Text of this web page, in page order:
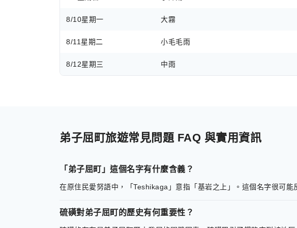
8/10星期一 大霧
8/11 星期二 小毛毛雨
8/12星期三 中雨
弟子屈町旅遊常見問題 FAQ 與實用資訊
「弟子屈町」這個名字有什麼含義？
在原住民愛努語中，「Teshikaga」意指「基岩之上」。這個名字很可
硫磺對弟子屈町的歷史有何重要性？